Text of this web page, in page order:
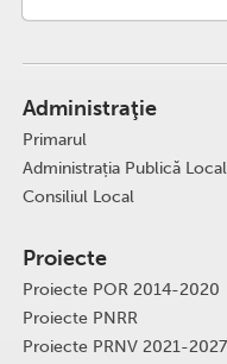
Administraţie
Primarul
Administrația Publică
Consiliul Local
Proiecte
Proiecte POR 2014-2020
Proiecte PNRR
Proiecte PRNV 2021-2027